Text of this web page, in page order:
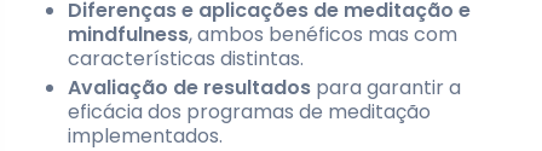
Diferenças e aplicações de meditação e
mindfulness, ambos benéficos mas com
características distintas.
Avaliação de resultados para garantir a
eficácia dos programas de meditação
implementados.